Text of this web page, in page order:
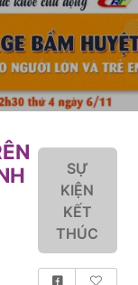
SỰ
KIỆN
KẾT
THÚC